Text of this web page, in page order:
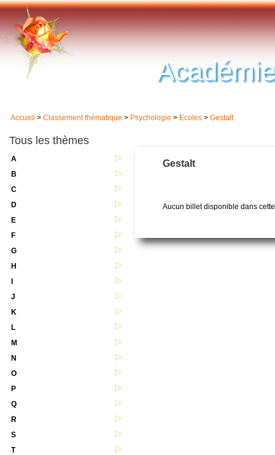
Accueil > Classement thématique > Psychologie > Ecoles > Gestalt
Tous les thèmes
A
B
C
D
E
F
G
H
J
K
L
M
N
O
P
Q
R
S
T
Gestalt
Aucun billet disponible dans